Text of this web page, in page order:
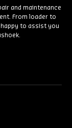
and maintenance
From loader to
to assist you